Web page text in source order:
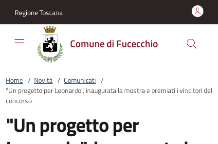
Regione Toscana
Comune di Fucecchio
Home / Novità / Comunicati /
"Un progetto per Leonardo", inaugurata la mostra e premiati i vincitori del
concorso
"Un progetto per